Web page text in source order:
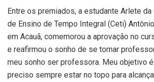
Entre os premiados, a estudante Arlete da
de Ensino de Tempo Integral (Ceti)
em Acauã, comemorou a aprovação no
e reafirmou o sonho de se tornar
meu sonho ser professora. Meu objetivo é
preciso sempre estar no topo para